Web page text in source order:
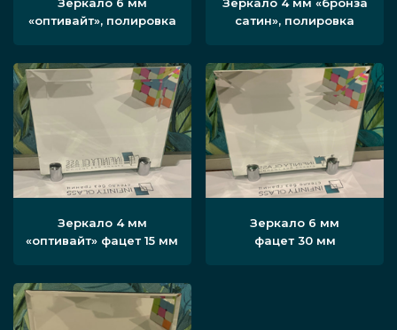
Зеркало 6 мм
«оптивайт», полировка
Зеркало 4 мм «бронза
сатин», полировка
Зеркало 4 мм
«оптивайт» фацет 15 мм
Зеркало 6 мм
фацет 30 мм